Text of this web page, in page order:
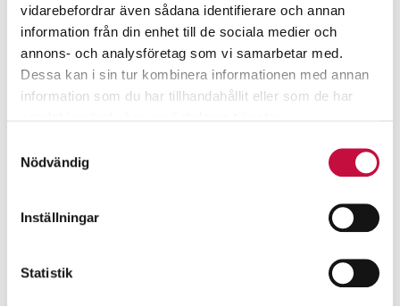
vidarebefordrar även sådana identifierare och annan
information från din enhet till de sociala medier och
annons- och analysföretag som vi samarbetar med.
Dessa kan i sin tur kombinera informationen med annan
information som du har tillhandahållit eller som de har
Nödvändig
Inställningar
Statistik